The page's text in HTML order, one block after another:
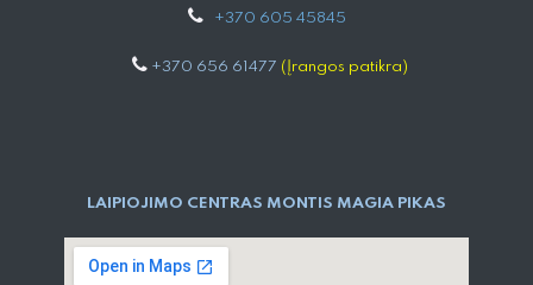
+370 605 4584​5
+370 656 61477 (Įrangos patikra)
LAIPIOJIMO CENTRAS MONTIS MAGIA PIKAS